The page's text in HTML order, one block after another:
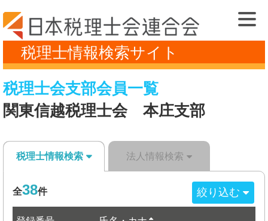
税理士情報検索サイト
税理士会支部会員一覧
関東信越税理士会 本庄支部
税理士情報検索 法人情報検索
全38件 絞り込む